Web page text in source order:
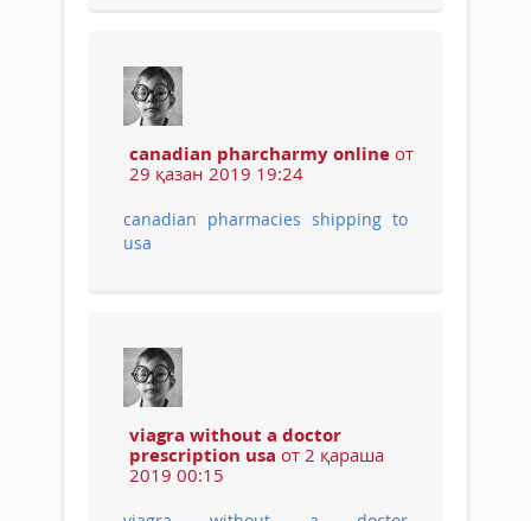
canadian pharcharmy online от
29 қазан 2019 19:24
canadian pharmacies shipping to
usa
viagra without a doctor
prescription usa от 2 қараша
2019 00:15